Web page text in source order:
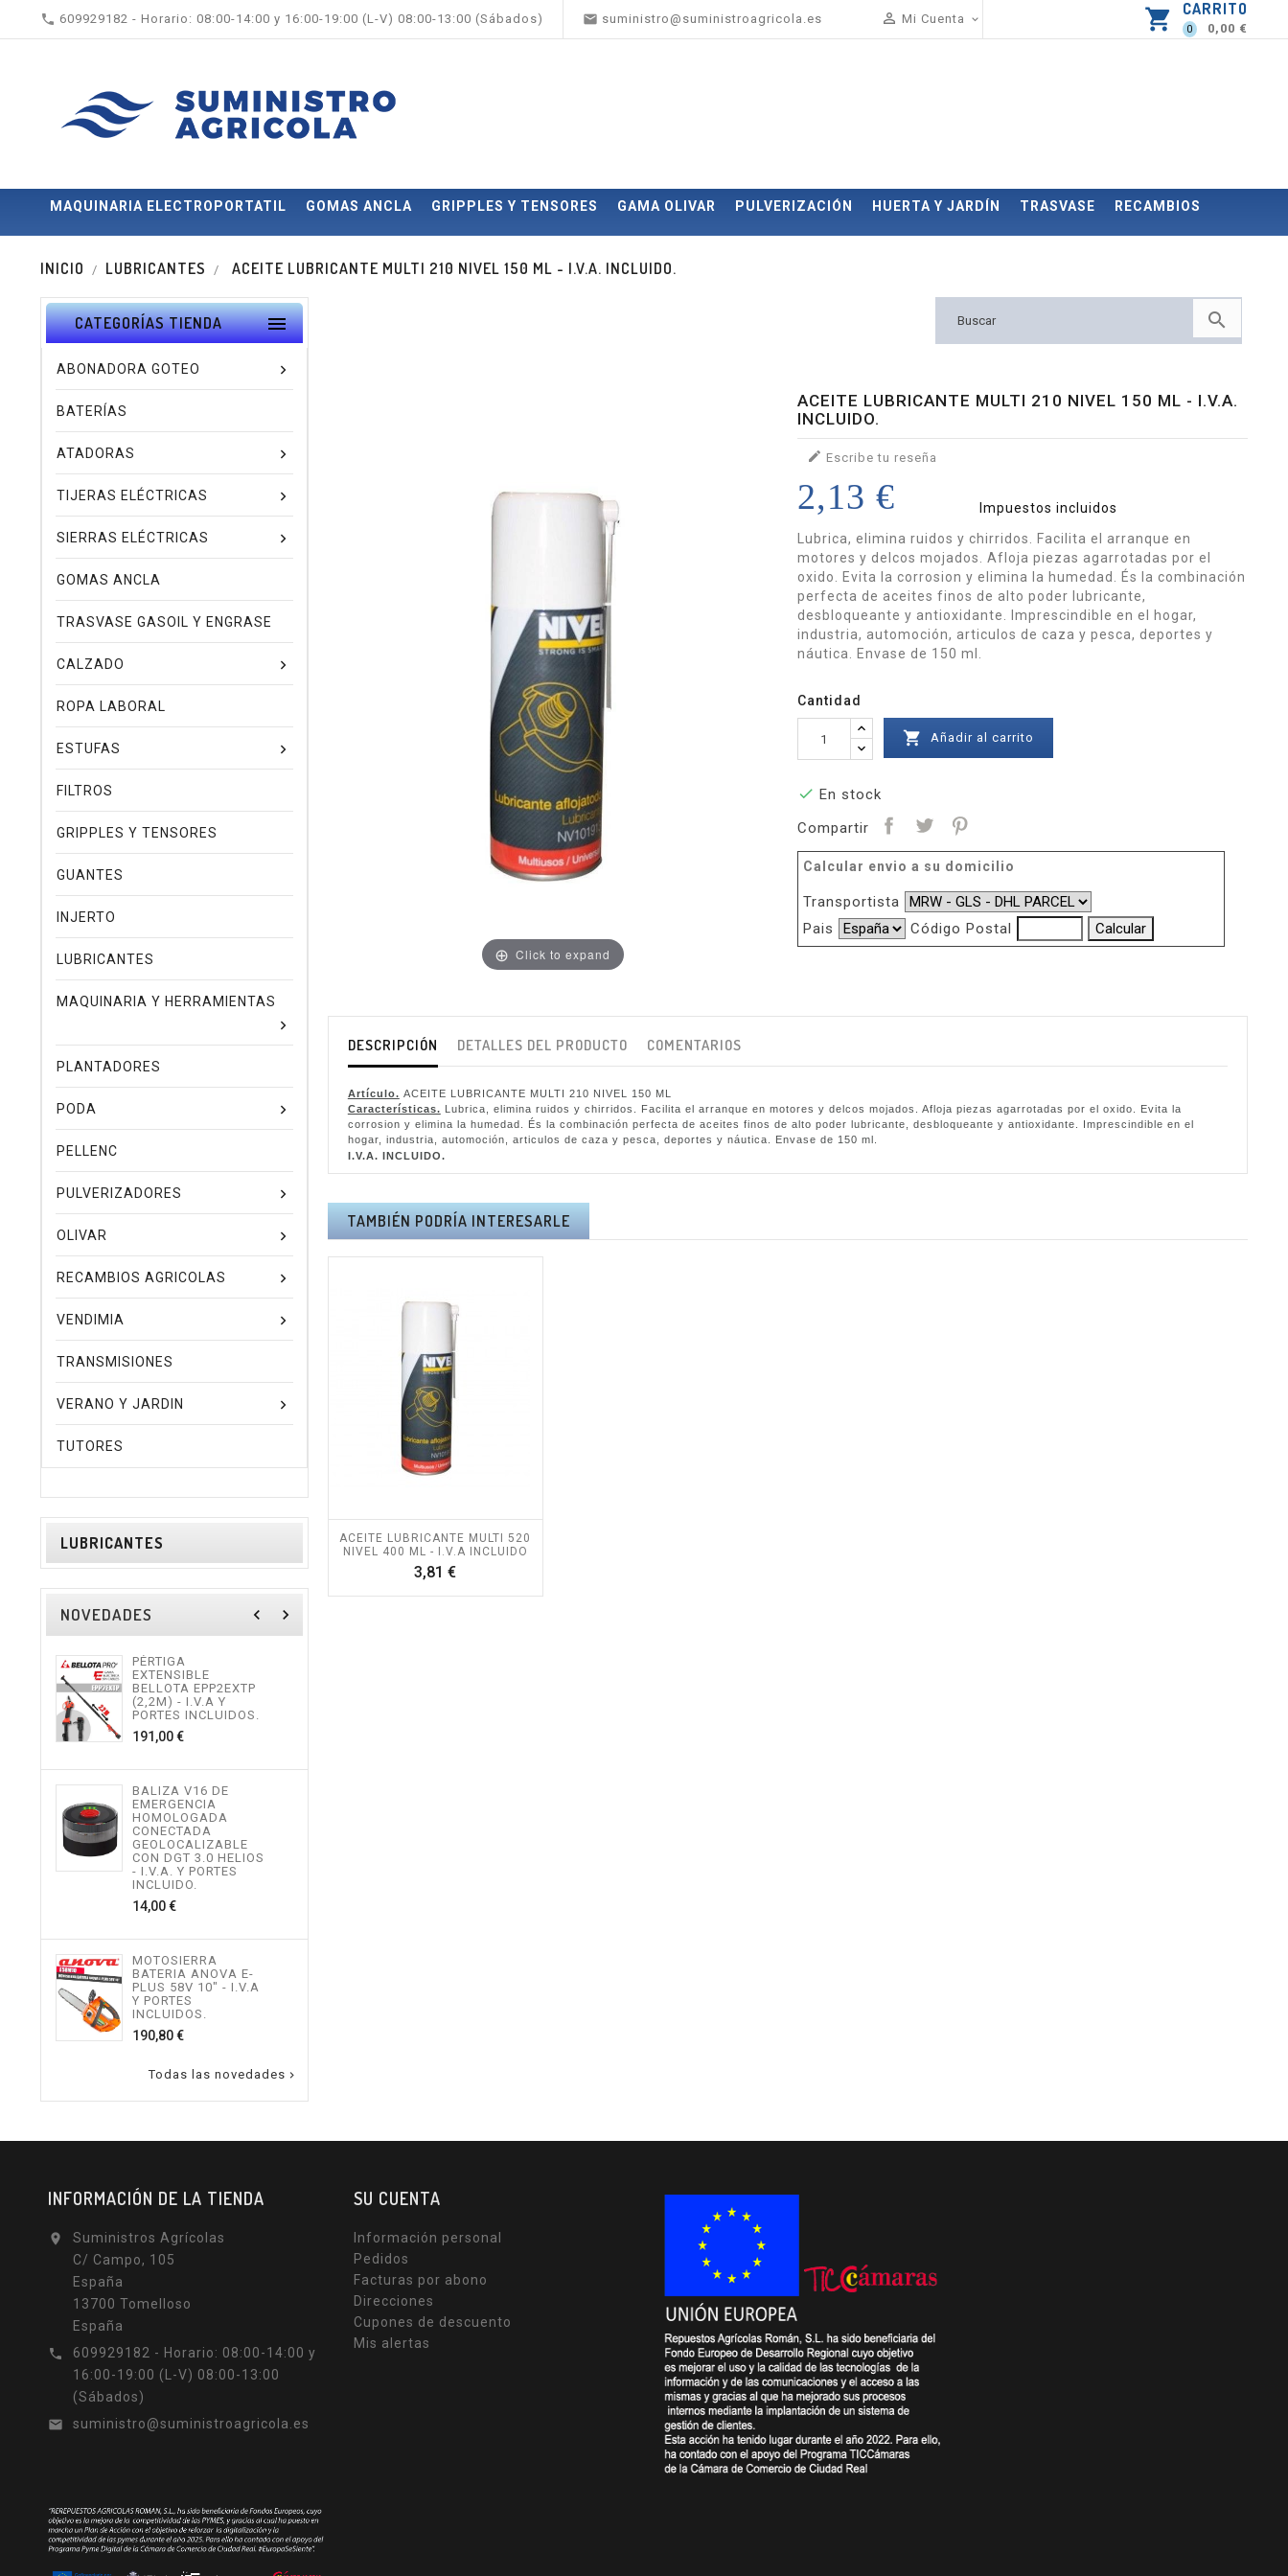
 609929182 - Horario: 08:00-14:00 y 16:00-19:00 (L-V) 08:00-13:00 (Sábados)  suministro@suministroagricola.es  Mi Cuenta  shopping_cart CARRITO
0 0,00 €
MAQUINARIA ELECTROPORTATIL GOMAS ANCLA GRIPPLES Y TENSORES GAMA OLIVAR PULVERIZACIÓN HUERTA Y JARDÍN TRASVASE RECAMBIOS
INICIO LUBRICANTES ACEITE LUBRICANTE MULTI 210 NIVEL 150 ML - I.V.A. INCLUIDO.
CATEGORÍAS TIENDA 
ABONADORA GOTEO
BATERÍAS
ATADORAS
TIJERAS ELÉCTRICAS
SIERRAS ELÉCTRICAS
GOMAS ANCLA
TRASVASE GASOIL Y ENGRASE
CALZADO
ROPA LABORAL
ESTUFAS
FILTROS
GRIPPLES Y TENSORES
GUANTES
INJERTO
LUBRICANTES
MAQUINARIA Y HERRAMIENTAS
PLANTADORES
PODA
PELLENC
PULVERIZADORES
OLIVAR
RECAMBIOS AGRICOLAS
VENDIMIA
TRANSMISIONES
VERANO Y JARDIN
TUTORES
LUBRICANTES
NOVEDADES navigate_before navigate_next
PÉRTIGA
EXTENSIBLE
BELLOTA EPP2EXTP
(2,2M) - I.V.A Y
PORTES INCLUIDOS.
191,00 €Precio
BALIZA V16 DE
EMERGENCIA
HOMOLOGADA
CONECTADA
GEOLOCALIZABLE
CON DGT 3.0 HELIOS
- I.V.A. Y PORTES
INCLUIDO.
14,00 €Precio
MOTOSIERRA
BATERIA ANOVA E-
PLUS 58V 10" - I.V.A
Y PORTES
INCLUIDOS.
190,80 €Precio
Todas las novedades 

Click to expand
ACEITE LUBRICANTE MULTI 210 NIVEL 150 ML - I.V.A.
INCLUIDO.
 Escribe tu reseña
2,13 €
Impuestos incluidos
Lubrica, elimina ruidos y chirridos. Facilita el arranque en
motores y delcos mojados. Afloja piezas agarrotadas por el
oxido. Evita la corrosion y elimina la humedad. És la combinación
perfecta de aceites finos de alto poder lubricante,
desbloqueante y antioxidante. Imprescindible en el hogar,
industria, automoción, articulos de caza y pesca, deportes y
náutica. Envase de 150 ml.
Cantidad
 Añadir al carrito
 En stock
Compartir
Calcular envio a su domicilio
Transportista
Pais
Código Postal
DESCRIPCIÓN DETALLES DEL PRODUCTO COMENTARIOS
Artículo. ACEITE LUBRICANTE MULTI 210 NIVEL 150 ML
Características. Lubrica, elimina ruidos y chirridos. Facilita el arranque en motores y delcos mojados. Afloja piezas agarrotadas por el oxido. Evita la
corrosion y elimina la humedad. És la combinación perfecta de aceites finos de alto poder lubricante, desbloqueante y antioxidante. Imprescindible en el
hogar, industria, automoción, articulos de caza y pesca, deportes y náutica. Envase de 150 ml.
I.V.A. INCLUIDO.
TAMBIÉN PODRÍA INTERESARLE
ACEITE LUBRICANTE MULTI 520
NIVEL 400 ML - I.V.A INCLUIDO
3,81 €Precio
INFORMACIÓN DE LA TIENDA

Suministros Agrícolas
C/ Campo, 105
España
13700 Tomelloso
España

609929182 - Horario: 08:00-14:00 y
16:00-19:00 (L-V) 08:00-13:00
(Sábados)

suministro@suministroagricola.es
SU CUENTA
Información personal
Pedidos
Facturas por abono
Direcciones
Cupones de descuento
Mis alertas